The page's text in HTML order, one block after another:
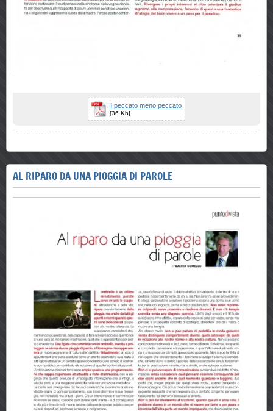
Il peccato meno peccato
[36 Kb]
AL RIPARO DA UNA PIOGGIA DI PAROLE